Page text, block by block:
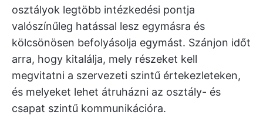
osztályok legtöbb intézkedési pontja
valószínűleg hatással lesz egymásra és
kölcsönösen befolyásolja egymást. Szánjon időt
arra, hogy kitalálja, mely részeket kell
megvitatni a szervezeti szintű értekezleteken,
és melyeket lehet átruházni az osztály- és
csapat szintű kommunikációra.